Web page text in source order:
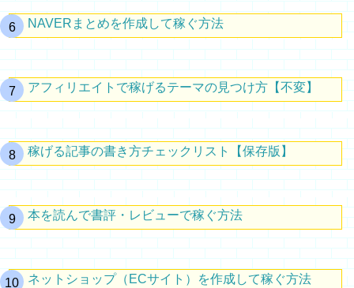
NAVERまとめを作成して稼ぐ方法
アフィリエイトで稼げるテーマの見つけ方【不変】
稼げる記事の書き方チェックリスト【保存版】
本を読んで書評・レビューで稼ぐ方法
ネットショップ（ECサイト）を作成して稼ぐ方法